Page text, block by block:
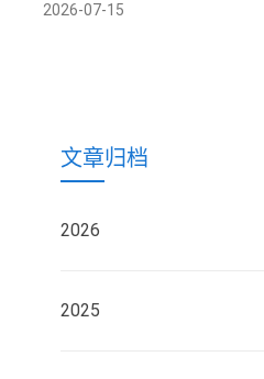
2026-07-15
文章归档
2026
2025